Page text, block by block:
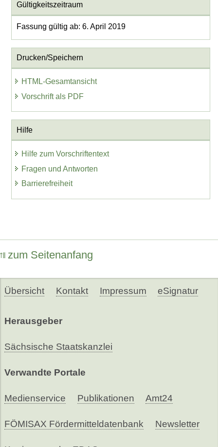
Gültigkeitszeitraum
Fassung gültig ab: 6. April 2019
Drucken/Speichern
HTML-Gesamtansicht
Vorschrift als PDF
Hilfe
Hilfe zum Vorschriftentext
Fragen und Antworten
Barrierefreiheit
zum Seitenanfang
Übersicht Kontakt Impressum eSignatur
Herausgeber
Sächsische Staatskanzlei
Verwandte Portale
Medienservice Publikationen Amt24
FÖMISAX Fördermitteldatenbank Newsletter